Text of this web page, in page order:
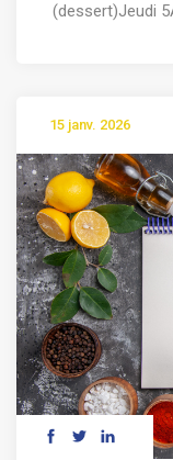
(dessert)Jeudi
15 janv. 2026